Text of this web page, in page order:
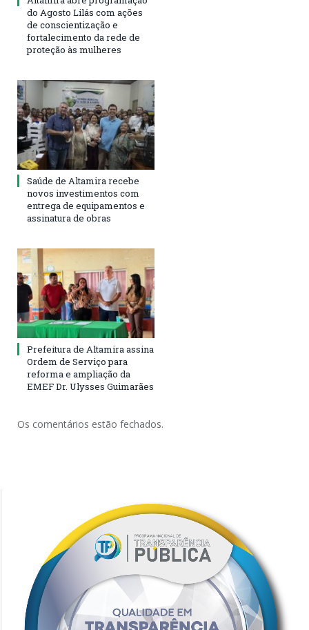
do Agosto Lilás com ações
de conscientização e
fortalecimento da rede de
proteção às mulheres
Saúde de Altamira recebe
novos investimentos com
entrega de equipamentos e
assinatura de obras
Prefeitura de Altamira assina
Ordem de Serviço para
reforma e ampliação da
EMEF Dr. Ulysses Guimarães
Os comentários estão fechados.